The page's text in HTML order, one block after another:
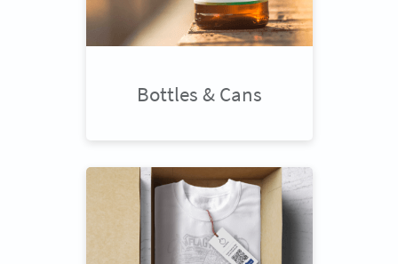
Bottles & Cans